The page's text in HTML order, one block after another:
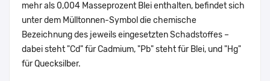
mehr als 0,004 Masseprozent Blei enthalten, befindet sich
unter dem Mülltonnen-Symbol die chemische
Bezeichnung des jeweils eingesetzten Schadstoffes –
dabei steht "Cd" für Cadmium, "Pb" steht für Blei, und "Hg"
für Quecksilber.